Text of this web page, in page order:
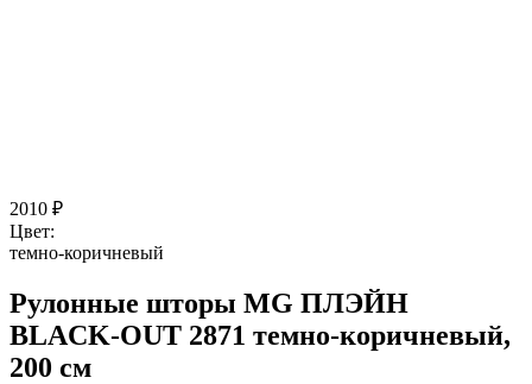
2010 ₽
Цвет:
темно-коричневый
Рулонные шторы MG ПЛЭЙН
BLACK-OUT 2871 темно-коричневый,
200 см